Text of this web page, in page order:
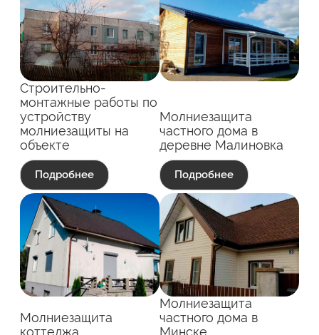
Строительно-
монтажные работы по
устройству
молниезащиты на
объекте
Подробнее
Молниезащита
частного дома в
деревне Малиновка
Подробнее
Молниезащита
коттеджа
Молниезащита
частного дома в
Минске